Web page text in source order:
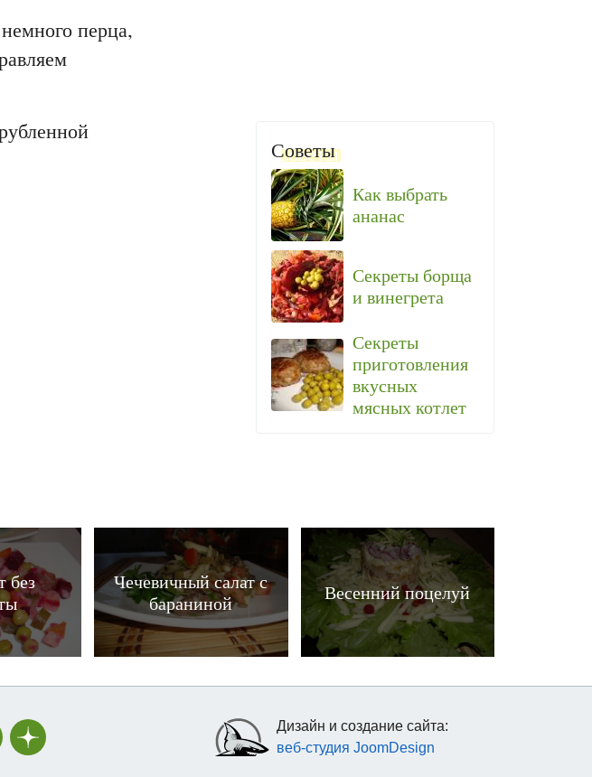
перца,
Советы
Как выбрать
ананас
Секреты борща
и винегрета
Секреты
приготовления
вкусных
мясных котлет
без
Чечевичный салат с
бараниной
Весенний поцелуй
Дизайн и создание сайта:
веб-студия JoomDesign